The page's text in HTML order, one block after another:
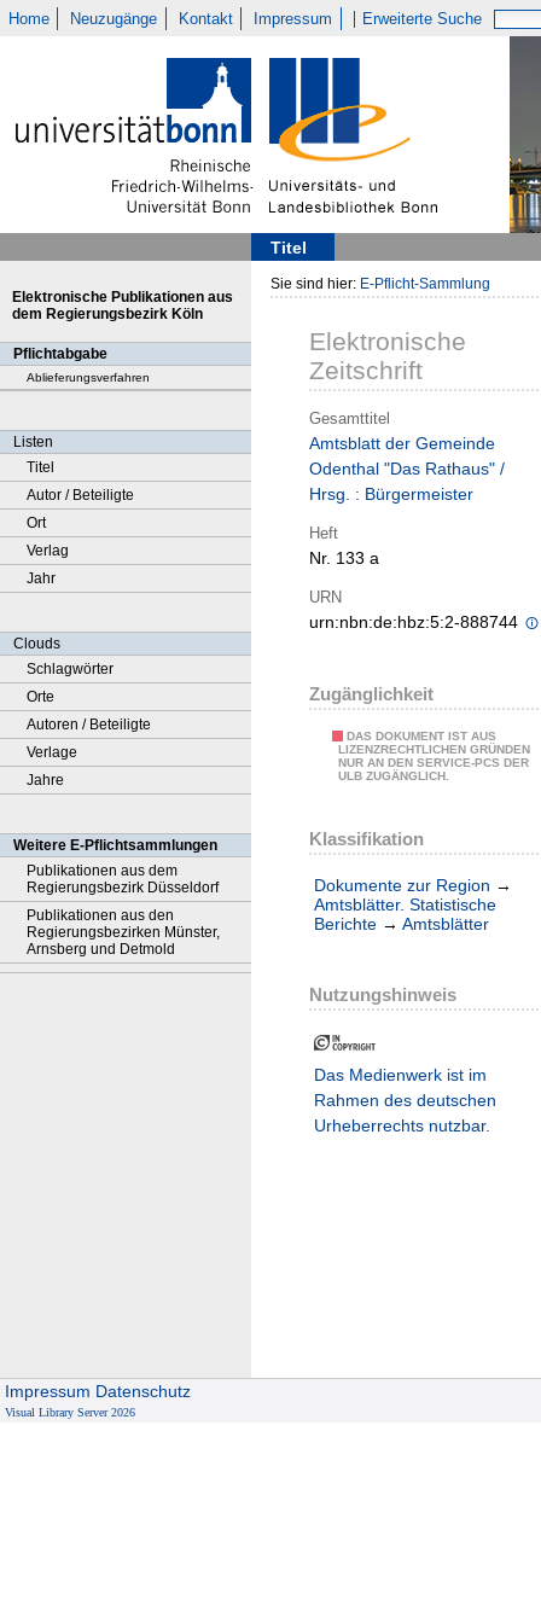
Home Neuzugänge Kontakt Impressum Erweiterte Suche
Titel
Elektronische Publikationen aus
dem Regierungsbezirk Köln
Pflichtabgabe
Ablieferungsverfahren
Listen
Titel
Autor / Beteiligte
Ort
Verlag
Jahr
Clouds
Schlagwörter
Orte
Autoren / Beteiligte
Verlage
Jahre
Weitere E-Pflichtsammlungen
Publikationen aus dem
Regierungsbezirk Düsseldorf
Publikationen aus den
Regierungsbezirken Münster,
Arnsberg und Detmold
Sie sind hier: E-Pflicht-Sammlung
Elektronische
Zeitschrift
Gesamttitel
Amtsblatt der Gemeinde
Odenthal "Das Rathaus" /
Hrsg. : Bürgermeister
Heft
Nr. 133 a
URN
urn:nbn:de:hbz:5:2-888744
Zugänglichkeit
DAS DOKUMENT IST AUS
LIZENZRECHTLICHEN GRÜNDEN
NUR AN DEN SERVICE-PCS DER
ULB ZUGÄNGLICH.
Klassifikation
Dokumente zur Region →
Amtsblätter. Statistische
Berichte → Amtsblätter
Nutzungshinweis
Das Medienwerk ist im
Rahmen des deutschen
Urheberrechts nutzbar.
Impressum Datenschutz
Visual Library Server 2026